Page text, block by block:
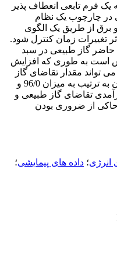
یک فرم تابعی انعطاف پذیر
چارچوب یک نظام
برق از طریق یک الگوی
تغییرات زمان کنترل شود.
گاز طبیعی در سبد
است به طوری که افزایش
تواند مقدار تقاضای گاز
طبیعی را در استانهای تهران و اصفهان به ترتیب به میزان 96/0 و
تقاضای گاز طبیعی و
حاکی از ضروری بودن
انرژی؛ داده های پیمایشی؛